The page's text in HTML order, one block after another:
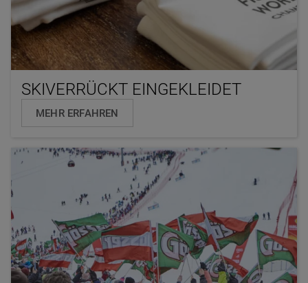
SKIVERRÜCKT EINGEKLEIDET
MEHR ERFAHREN